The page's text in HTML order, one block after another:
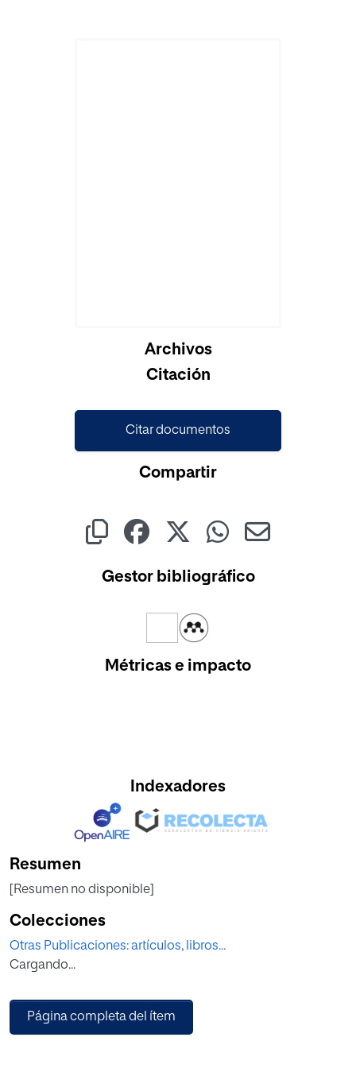
Archivos
Citación
Citar documentos
Compartir
Gestor bibliográfico
Métricas e impacto
Indexadores
Resumen
[Resumen no disponible]
Colecciones
Otras Publicaciones: artículos, libros...
Cargando...
Página completa del ítem